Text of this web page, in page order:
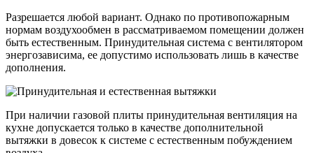
Разрешается любой вариант. Однако по противопожарным
нормам воздухообмен в рассматриваемом помещении должен
быть естественным. Принудительная система с вентилятором
энергозависима, ее допустимо использовать лишь в качестве
дополнения.
При наличии газовой плиты принудительная вентиляция на
кухне допускается только в качестве дополнительной
вытяжки в довесок к системе с естественным побуждением